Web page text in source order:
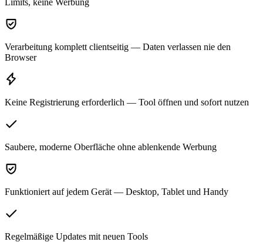
Verarbeitung komplett clientseitig — Daten verlassen nie den
Browser
Keine Registrierung erforderlich — Tool öffnen und sofort nutzen
Saubere, moderne Oberfläche ohne ablenkende Werbung
Funktioniert auf jedem Gerät — Desktop, Tablet und Handy
Regelmäßige Updates mit neuen Tools